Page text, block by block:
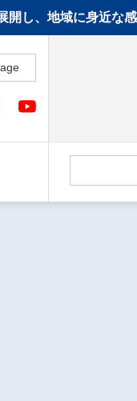
し、地域に身近な感